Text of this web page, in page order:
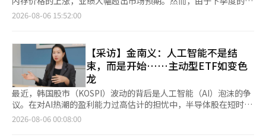
表示：“高温是引发食品价格上涨的‘气候通货膨胀’的结构性风
险”，并强调“政府和韩国银行应将气候变量常态化地纳入经济和
区建设四座新工厂。对此，金部长表示：“半导体工厂无法使用可
再生能源的说法是虚构的”，并表示将扩大风能和太阳能等可再生
政策的一部分，计划在远离首都圈的地区实施电价差异化政策，以
降低电价。金部长指出：“由于前任政府的工业用电费上涨，导致
与中国的竞争力下降”，并表示正在考虑相关电价的降低。
幅度将有限。一位研究员表示：“近期国内股市与7月相比，盘中
波动性明显减弱。反弹时不应减少持仓，而在出现额外调整时，可
进行分批买入。”※ 本报道经人工智能（AI）系统翻译与编辑。
达成实际协议仍存警惕，导致早盘上涨幅度缩小。西德克萨斯中质
原油（WTI）交易价格在每桶75美元左右，布伦特原油在79美元左
SpaceX在上市后的首次财报中表示，营收几乎翻倍，营业亏损有
所减少，但同时宣布将在人工智能数据中心等领域投入巨额资金，
增加了成本压力的担忧。 此外，SpaceX在上市时限制了现有股东
的股票出售，保护期于6日解除，这也给股价带来了压力，市场担
心可能会出现大量抛售。 AMD虽然发布了超出市场预期的业绩和
营收展望，但股价仍下跌7.2%。在财报发布前，股价已大幅上
涨，未能满足投资者对人工智能业务更快增长的期待。 SpaceX首
席执行官埃隆·马斯克表示，未来将只使用英伟达的人工智能芯
售展望未能满足投资者的高期待，股价在盘后交易中下跌。 闪迪
费用后的调整后每股收益（EPS）为39.25美元，均超出市场预期
的销售额848亿美元和调整后EPS 34.96美元。 净利润为690.3亿美
元，扭转了去年同期2300万美元的净亏损。毛利率也从去年同期
的26.2%大幅提升至84.6%。 业绩改善主要得益于NAND价格的上
涨和AI数据中心用企业级固态硬盘（SSD）需求的增加。在与上一
季度相比的销售增长中，约三分之二来自价格上涨，剩下的三分之
一来自销量增加。 数据中心部门的销售额为297.7亿美元，同比增
加约14倍，较上一季度增长超过2倍。数据中心产品在整体NAND
2026-08-06 15:52:00
【采访】金南义：人工智能不是结
束，而是开始……主动型ETF如变色
龙
最近，韩国股市（KOSPI）波动的背后是人工智能（AI）泡沫的争
议。在对AI热潮的盈利能力过高估计的担忧中，半导体股在短时间
内大幅下跌。许多投资者都在疑惑：“AI热潮结束了吗？” 对此，
2026-08-06 00:08:00